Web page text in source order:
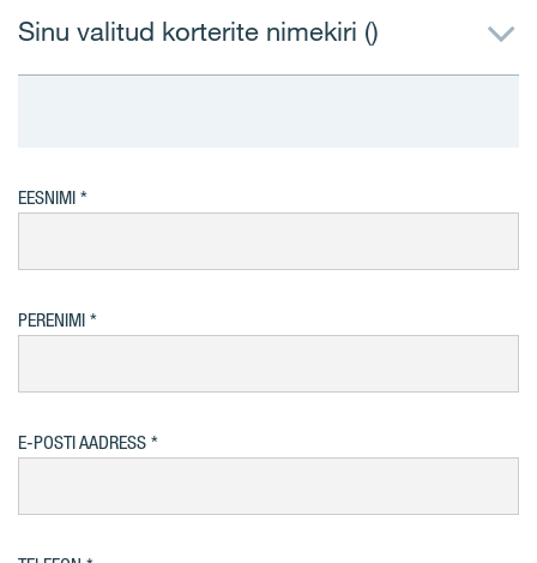
Sinu valitud korterite nimekiri ()
EESNIMI
PERENIMI
E-POSTI AADRESS